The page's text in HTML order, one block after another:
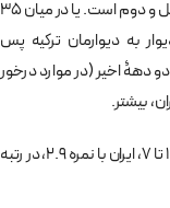
در مورد آزمون پرلز، رتبۀ ایران مثلا در میان ۴۵ کشور، چهل و دوم است. یا در میان ۳۵
به دیوارمان ترکيه پس
دهۀ اخیر (در موارد درخور
بیشتر.
دسترسی به اینترنت در مدارس در این زمینه، در مقیاس 1 تا 7، ایران با نمره 2.9، در رتبه